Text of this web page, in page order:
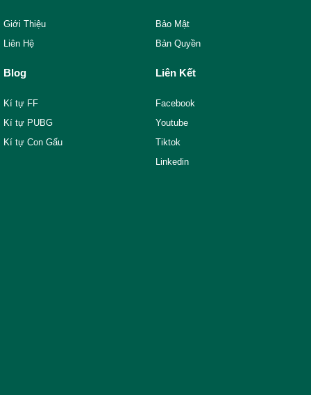
Giới Thiệu
Liên Hệ
Bảo Mật
Bản Quyền
Blog
Kí tự FF
Kí tự PUBG
Kí tự Con Gấu
Liên Kết
Facebook
Youtube
Tiktok
Linkedin